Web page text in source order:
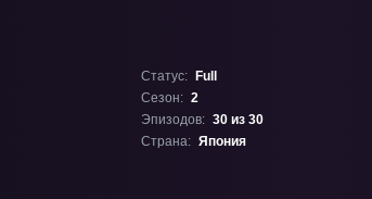
Статус:
Full
Сезон: 2
Эпизодов: 30 из 30
Страна: Япония